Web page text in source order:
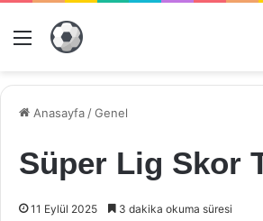
Menü
Anasayfa /Genel
Süper Lig Skor
11 Eylül 2025 3 dakika okuma süresi